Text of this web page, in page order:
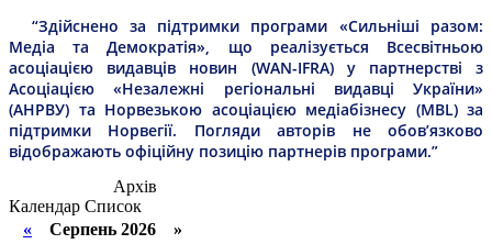
“Здійснено за підтримки програми «Сильніші разом:
Медіа та Демократія», що реалізується Всесвітньою
асоціацією видавців новин (WAN-IFRA) у партнерстві з
Асоціацією «Незалежні регіональні видавці України»
(АНРВУ) та Норвезькою асоціацією медіабізнесу (MBL) за
підтримки Норвегії. Погляди авторів не обов’язково
відображають офіційну позицію партнерів програми.”
Архів
Календар Список
« Серпень 2026 »